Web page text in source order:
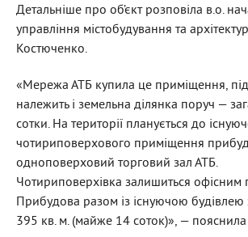
Детальніше про об’єкт розповіла в.о.
управління містобудування та
Костюченко.
«Мережа АТБ купила це приміщення,
належить і земельна ділянка поруч —
сотки. На території планується до
чотириповерхового приміщення
одноповерховий торговий зал АТБ.
Чотириповерхівка залишиться
Прибудова разом із існуючою
395 кв. м. (майже 14 соток)», —